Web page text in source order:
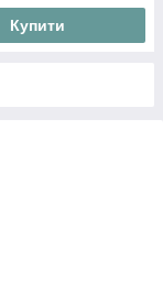
Купити